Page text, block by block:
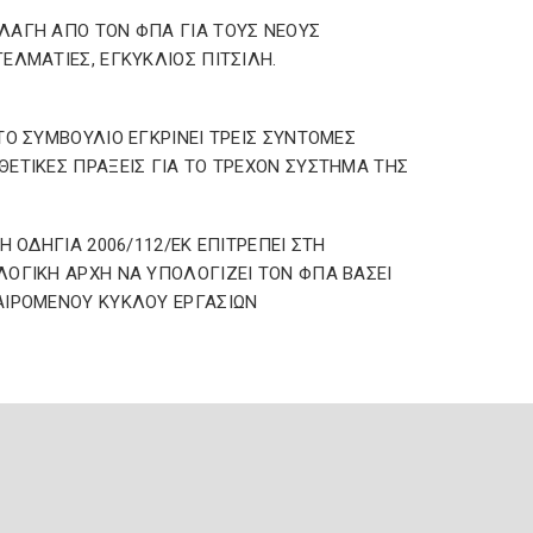
ΑΠΟ ΤΟΝ ΦΠΑ ΓΙΑ ΤΟΥΣ ΝΕΟΥΣ
ΕΓΚΥΚΛΙΟΣ ΠΙΤΣΙΛΗ.
ΣΥΜΒΟΥΛΙΟ ΕΓΚΡΙΝΕΙ ΤΡΕΙΣ ΣΥΝΤΟΜΕΣ
ΠΡΑΞΕΙΣ ΓΙΑ ΤΟ ΤΡΕΧΟΝ ΣΥΣΤΗΜΑ ΤΗΣ
ΟΔΗΓΙΑ 2006/112/ΕΚ ΕΠΙΤΡΕΠΕΙ ΣΤΗ
ΑΡΧΗ ΝΑ ΥΠΟΛΟΓΙΖΕΙ ΤΟΝ ΦΠΑ ΒΑΣΕΙ
ΚΥΚΛΟΥ ΕΡΓΑΣΙΩΝ